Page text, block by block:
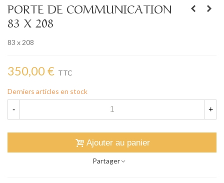
PORTE DE COMMUNICATION
83 X 208
83 x 208
350,00 € TTC
Derniers articles en stock
- +
Ajouter au panier
Partager